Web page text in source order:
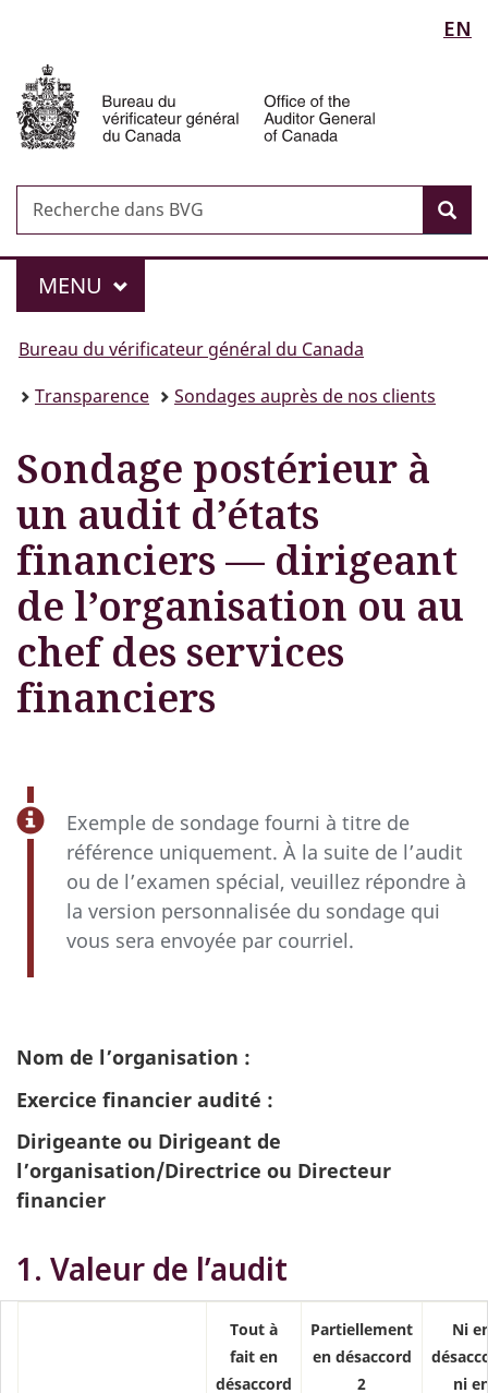
principal
Au
sujet
version
HTML
de
la
langue
EN
Recherche
Recherche
dans
Menu
MAIN
MENU
Vous
êtes
ici :
Bureau du vérificateur général du Canada
Transparence
Sondages auprès de nos clients
Sondage postérieur à
un audit d’états
financiers — dirigeant
de l’organisation ou au
chef des services
financiers
Exemple de sondage fourni à titre de
référence uniquement. À la suite de l’audit
ou de l’examen spécial, veuillez répondre à
la version personnalisée du sondage qui
vous sera envoyée par courriel.
Nom de l’organisation :
Exercice financier audité :
Dirigeante ou Dirigeant de
l’organisation/Directrice ou Directeur
financier
1. Valeur de l’audit
Tout à
fait en
désaccord
Partiellement
en désaccord
2
Ni
ni